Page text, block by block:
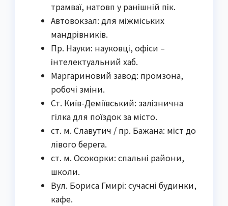
трамваї, натовп у ранішній пік.
Автовокзал: для міжміських
мандрівників.
Пр. Науки: науковці, офіси –
інтелектуальний хаб.
Маргариновий завод: промзона,
робочі зміни.
Ст. Київ-Деміївський: залізнична
гілка для поїздок за місто.
ст. м. Славутич / пр. Бажана: міст до
лівого берега.
ст. м. Осокорки: спальні райони,
школи.
Вул. Бориса Гмирі: сучасні будинки,
кафе.